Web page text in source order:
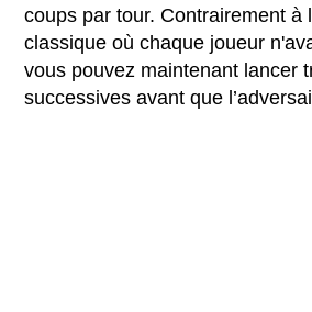
coups par tour. Contrairement à
classique où chaque joueur
vous pouvez maintenant lancer
successives avant que